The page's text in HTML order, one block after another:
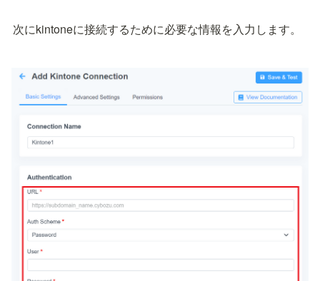
次にkintoneに接続するために必要な情報を入力します。